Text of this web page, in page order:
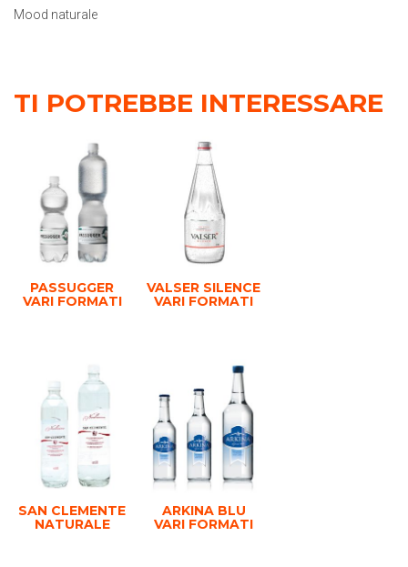
Mood naturale
TI POTREBBE INTERESSARE
PASSUGGER
VARI FORMATI
VALSER SILENCE
VARI FORMATI
SAN CLEMENTE
NATURALE
ARKINA BLU
VARI FORMATI